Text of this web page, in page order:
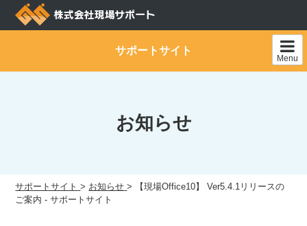
Skip
サポートサイト
Menu
お知らせ
サポートサイト > お知らせ >
【現場Office10】 Ver5.4.1リリースの
ご案内 - サポートサイト